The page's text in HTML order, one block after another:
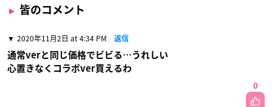
皆のコメント
2020年11月2日 at 4:34 PM 返信
通常verと同じ価格でビビる…うれしい
心置きなくコラボver買えるわ
0